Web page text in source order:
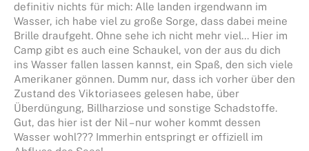
definitiv nichts für mich: Alle landen irgendwann im
Wasser, ich habe viel zu große Sorge, dass dabei meine
Brille draufgeht. Ohne sehe ich nicht mehr viel… Hier im
Camp gibt es auch eine Schaukel, von der aus du dich
ins Wasser fallen lassen kannst, ein Spaß, den sich viele
Amerikaner gönnen. Dumm nur, dass ich vorher über den
Zustand des Viktoriasees gelesen habe, über
Überdüngung, Billharziose und sonstige Schadstoffe.
Gut, das hier ist der Nil – nur woher kommt dessen
Wasser wohl??? Immerhin entspringt er offiziell im